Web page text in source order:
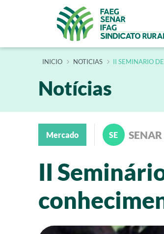
INÍCIO NOTICIAS II SEMINARIO
Notícias
Mercado SE SENAR
II